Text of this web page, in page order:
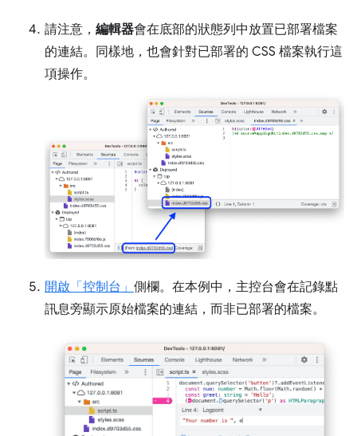
請注意， 編輯器會在底部的狀態列中放置已部署檔案
的連結。同樣地，也會針對已部署的 CSS 檔案執行這
項操作。
開啟「控制台」 側欄。在本例中，主控台會在記錄點
訊息旁顯示原始檔案的連結，而非已部署的檔案。